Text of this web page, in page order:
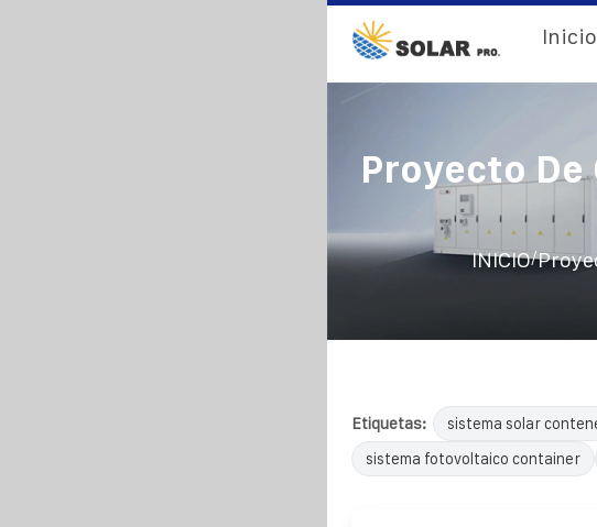
Inicio
Proyecto
INICIO/
Etiquetas: sistema solar
sistema fotovoltaico container